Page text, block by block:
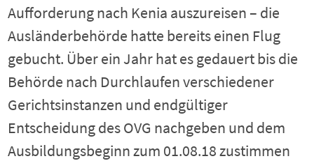
Aufforderung nach Kenia auszureisen – die
Ausländerbehörde hatte bereits einen Flug
gebucht. Über ein Jahr hat es gedauert bis die
Behörde nach Durchlaufen verschiedener
Gerichtsinstanzen und endgültiger
Entscheidung des OVG nachgeben und dem
Ausbildungsbeginn zum 01.08.18 zustimmen